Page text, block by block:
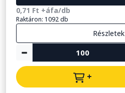
0,71 Ft +áfa/db
Raktáron: 1092 db
Részletek
+